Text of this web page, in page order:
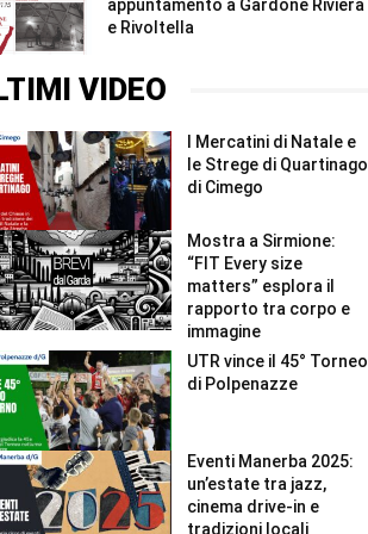
appuntamento a Gardone Riviera
e Rivoltella
VIDEO
I Mercatini di Natale e
le Strege di Quartinago
di Cimego
Mostra a Sirmione:
“FIT Every size
matters” esplora il
rapporto tra corpo e
immagine
UTR vince il 45° Torneo
di Polpenazze
Eventi Manerba 2025:
un’estate tra jazz,
cinema drive-in e
tradizioni locali